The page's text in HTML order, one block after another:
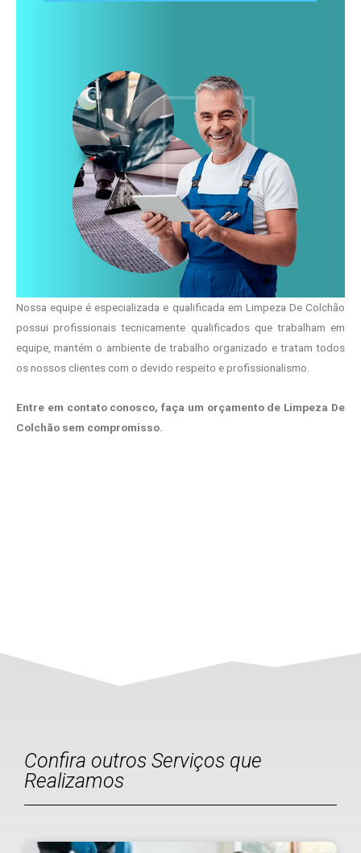
Nossa equipe é especializada e qualificada em Limpeza De Colchão
possui profissionais tecnicamente qualificados que trabalham em
equipe, mantém o ambiente de trabalho organizado e tratam todos
os nossos clientes com o devido respeito e profissionalismo.
Entre em contato conosco, faça um orçamento de Limpeza De
Colchão sem compromisso.
Confira outros Serviços que
Realizamos